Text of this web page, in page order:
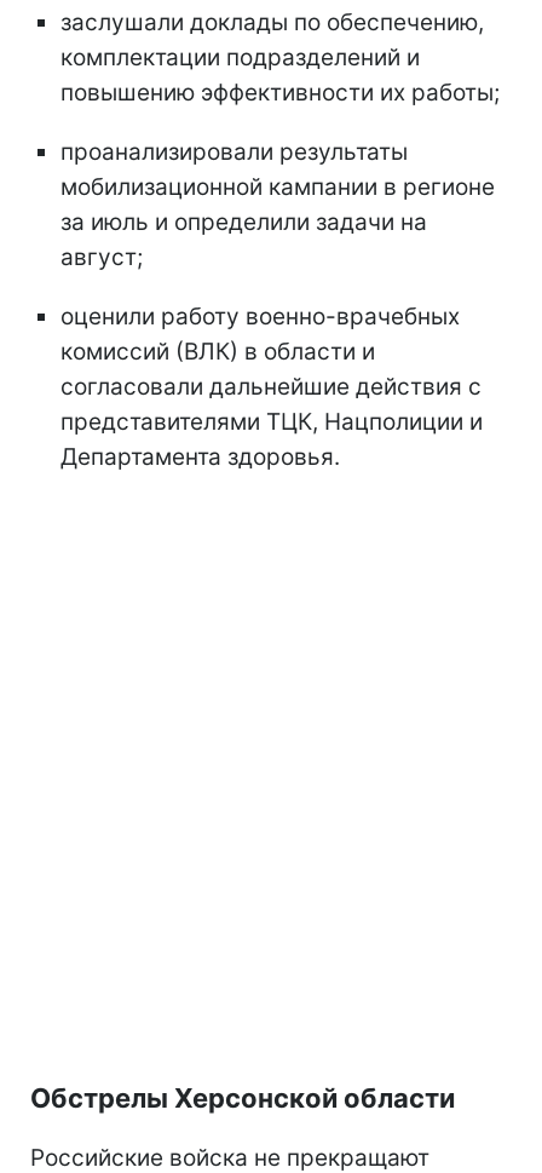
заслушали доклады по обеспечению,
комплектации подразделений и
повышению эффективности их работы;
проанализировали результаты
мобилизационной кампании в регионе
за июль и определили задачи на
август;
оценили работу военно-врачебных
комиссий (ВЛК) в области и
согласовали дальнейшие действия с
представителями ТЦК, Нацполиции и
Департамента здоровья.
Обстрелы Херсонской области
Российские войска не прекращают